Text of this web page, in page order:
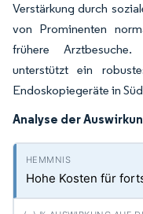
Verstärkung durch
von Prominenten
frühere
unterstützt ein
Endoskopiegeräte in
Analyse der
Hohe Kosten für